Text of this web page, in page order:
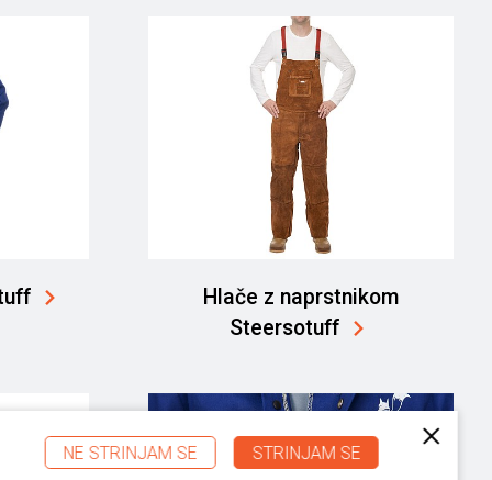
Hlače z naprstnikom
Steersotuff
NE STRINJAM SE STRINJAM SE